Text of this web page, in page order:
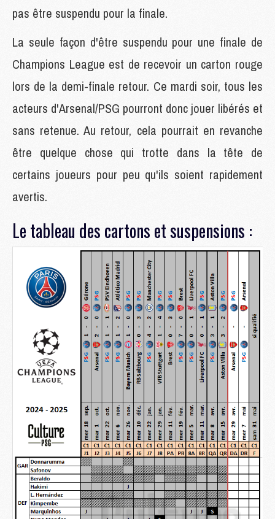
pas être suspendu pour la finale.
La seule façon d'être suspendu pour une finale de
Champions League est de recevoir un carton rouge
lors de la demi-finale retour. Ce mardi soir, tous les
acteurs d'Arsenal/PSG pourront donc jouer libérés et
sans retenue. Au retour, cela pourrait en revanche
être quelque chose qui trotte dans la tête de
certains joueurs pour peu qu'ils soient rapidement
avertis.
Le tableau des cartons et suspensions :